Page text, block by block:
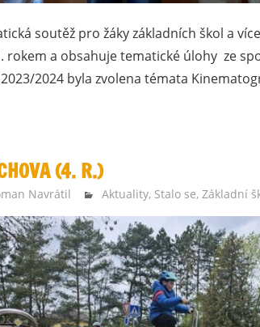
soutěž pro žáky základních škol a
rokem a obsahuje tematické úlohy ze
2024 byla zvolena témata
(4. R.)
Navrátil Aktuality, Stalo se, Základní